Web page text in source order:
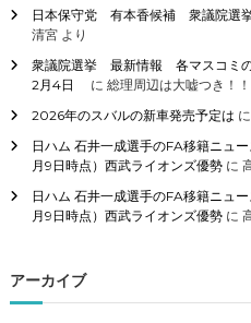
日本保守党 有本香候補 衆議院選
清宮より
衆議院選挙 最新情報 各マスコミ
2月4日
に 総理周辺は大嘘つき！！
2026年のスバルの新車発売予定は に
日ハム 石井一成選手のFA移籍ニュ
月9日時点）西武ライオンズ優勢に
日ハム 石井一成選手のFA移籍ニュ
月9日時点）西武ライオンズ優勢に
アーカイブ